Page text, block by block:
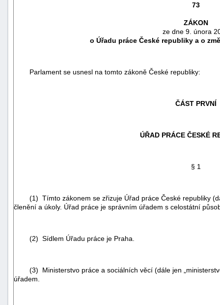
73
ZÁKON
ze dne 9. února
o Úřadu práce České republiky a o
Parlament se usnesl na tomto zákoně České republiky:
ČÁST PRVNÍ
ÚŘAD PRÁCE ČESKÉ
§ 1
(1) Tímto zákonem se zřizuje Úřad práce České republiky
členění a úkoly. Úřad práce je správním úřadem s celostátní
(2) Sídlem Úřadu práce je Praha.
(3) Ministerstvo práce a sociálních věcí (dále jen
úřadem.